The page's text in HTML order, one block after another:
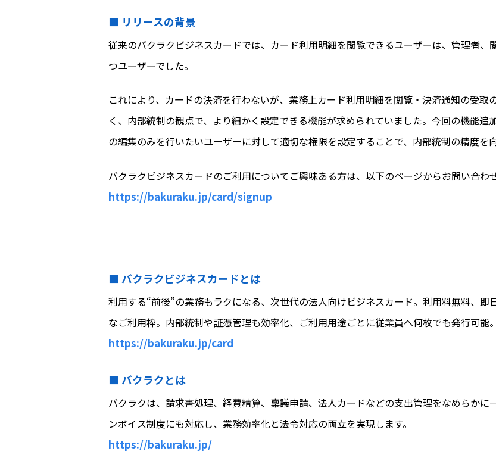
■ リリースの背景
従来のバクラクビジネスカードでは、カード利用明細を閲覧できるユーザーは、管理者
つユーザーでした。
これにより、カードの決済を行わないが、業務上カード利用明細を閲覧・決済通知の受
く、内部統制の観点で、より細かく設定できる機能が求められていました。今回の機能追
の編集のみを行いたいユーザーに対して適切な権限を設定することで、内部統制の精度を
バクラクビジネスカードのご利用についてご興味ある方は、以下のページからお問い合わ
https://bakuraku.jp/card/signup
■ バクラクビジネスカードとは
利用する“前後”の業務もラクになる、次世代の法人向けビジネスカード。利用料無料、
なご利用枠。内部統制や証憑管理も効率化、ご利用用途ごとに従業員へ何枚でも発行可能。
https://bakuraku.jp/card
■ バクラクとは
バクラクは、請求書処理、経費精算、稟議申請、法人カードなどの支出管理をなめらかに
ンボイス制度にも対応し、業務効率化と法令対応の両立を実現します。
https://bakuraku.jp/